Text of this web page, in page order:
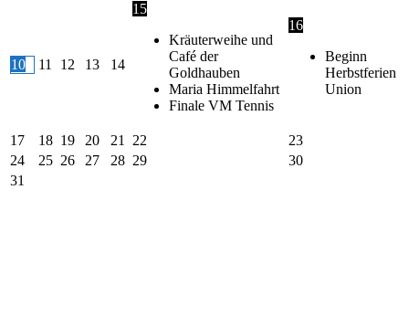
10 11 12 13 14
15
Kräuterweihe und
Café der
Goldhauben
Maria Himmelfahrt
Finale VM Tennis
16
Beginn
Herbstferien
Union
17 18 19 20 21 22
23
24
25 26 27 28 29
30
31